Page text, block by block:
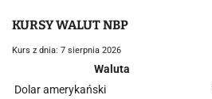
KURSY WALUT NBP
Kurs z dnia: 7 sierpnia 2026
Waluta
Dolar amerykański